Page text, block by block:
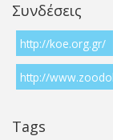
Συνδέσεις
http://koe.org.gr/
http://
Tags